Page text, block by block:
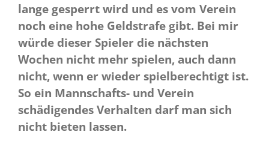
lange gesperrt wird und es vom Verein
noch eine hohe Geldstrafe gibt. Bei mir
würde dieser Spieler die nächsten
Wochen nicht mehr spielen, auch dann
nicht, wenn er wieder spielberechtigt ist.
So ein Mannschafts- und Verein
schädigendes Verhalten darf man sich
nicht bieten lassen.